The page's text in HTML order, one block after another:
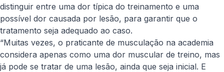
distinguir entre uma dor típica do treinamento e uma
possível dor causada por lesão, para garantir que o
tratamento seja adequado ao caso.
“Muitas vezes, o praticante de musculação na academia
considera apenas como uma dor muscular de treino, mas
já pode se tratar de uma lesão, ainda que seja inicial. E